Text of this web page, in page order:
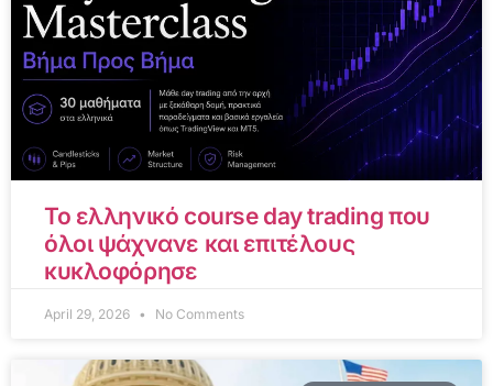
Το ελληνικό course day trading που
όλοι ψάχνανε και επιτέλους
κυκλοφόρησε
April 29, 2026 No Comments